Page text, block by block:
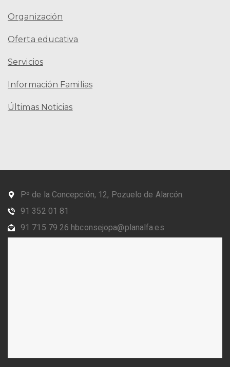
Organización
Oferta educativa
Servicios
Información Familias
Últimas Noticias
Pº de la Concepción, 12, Pozuelo de Alarcón.
91 352 01 81
91 715 79 26 hbconsejopa@planalfa.es